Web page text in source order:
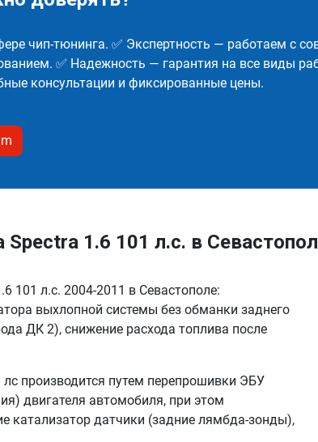
чип-тюнинга. ✅ Экспертность — работаем с
✅ Надежность — гарантия на все виды
консультации и фиксированные цены.
1.6 101 л.с. в
101 л.с. 2004-2011 в Севастополе:
выхлопной системы без обманки заднего
ДК 2), снижение расхода топлива после
производится путем перепрошивки ЭБУ
двигателя автомобиля, при этом
катализатор датчики (задние лямбда-зонды),